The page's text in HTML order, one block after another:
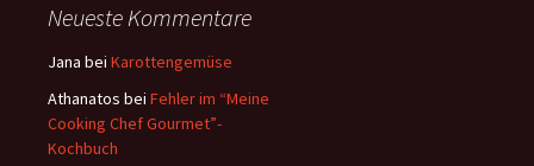
n
a
h
:
Neueste Kommentare
Jana bei Karottengemüse
Athanatos bei Fehler im “Meine
Cooking Chef Gourmet”-
Kochbuch